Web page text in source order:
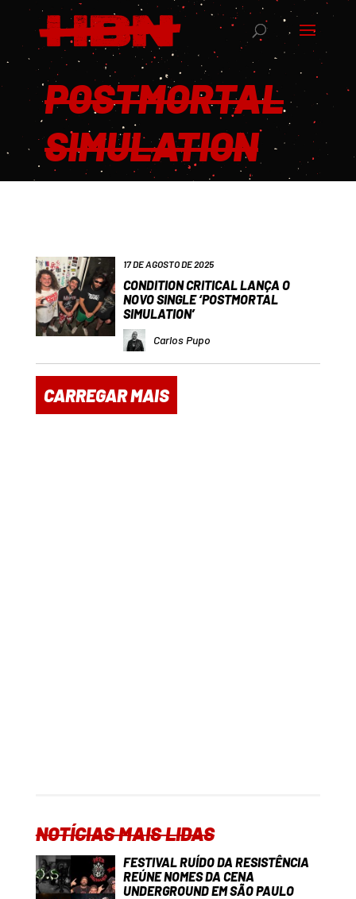
POSTMORTAL
SIMULATION
17 DE AGOSTO DE 2025
CONDITION CRITICAL LANÇA O
NOVO SINGLE ‘POSTMORTAL
SIMULATION’
Carlos Pupo
CARREGAR MAIS
NOTÍCIAS MAIS LIDAS
FESTIVAL RUÍDO DA RESISTÊNCIA
REÚNE NOMES DA CENA
UNDERGROUND EM SÃO PAULO